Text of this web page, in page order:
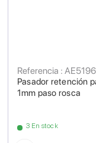
Pasador retención
1mm paso rosca
Referencia : AE5196
3 En stock